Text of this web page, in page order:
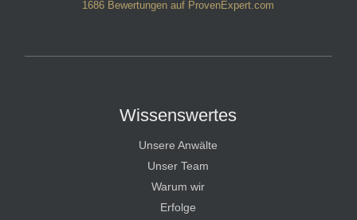
1686 Bewertungen auf ProvenExpert.com
Wissenswertes
Unsere Anwälte
Unser Team
Warum wir
Erfolge